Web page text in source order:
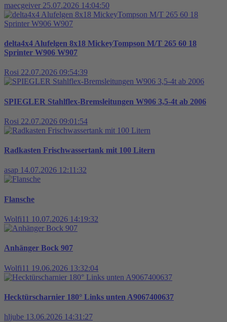
maecgeiver 25.07.2026 14:04:50
delta4x4 Alufelgen 8x18 MickeyTompson M/T 265 60 18
Sprinter W906 W907
Rosi 22.07.2026 09:54:39
SPIEGLER Stahlflex-Bremsleitungen W906 3,5-4t ab 2006
Rosi 22.07.2026 09:01:54
Radkasten Frischwassertank mit 100 Litern
asap 14.07.2026 12:11:32
Flansche
Wolfi11 10.07.2026 14:19:32
Anhänger Bock 907
Wolfi11 19.06.2026 13:32:04
Hecktürscharnier 180° Links unten A9067400637
hljube 13.06.2026 14:31:27